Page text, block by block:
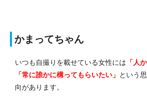
かまってちゃん
いつも自撮りを載せている女性には 「人
「常に誰かに構ってもらいたい」 という
向があります。